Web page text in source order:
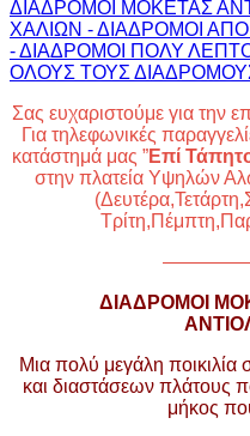
ΔΙΑΔΡΟΜΟΙ ΜΟΚΕΤΑΣ
ΧΑΛΙΩΝ - ΔΙΑΔΡΟΜΟΙ
- ΔΙΑΔΡΟΜΟΙ ΠΟΛΥ
ΟΛΟΥΣ ΤΟΥΣ
Σας ευχαριστούμε για την
Για τηλεφωνικές
κατάστημά μας ”Επί
στην πλατεία Υψηλών
ΔΙΑΔΡΟΜΟΙ
Μια πολύ μεγάλη
και διαστάσεων πλάτους
μήκος